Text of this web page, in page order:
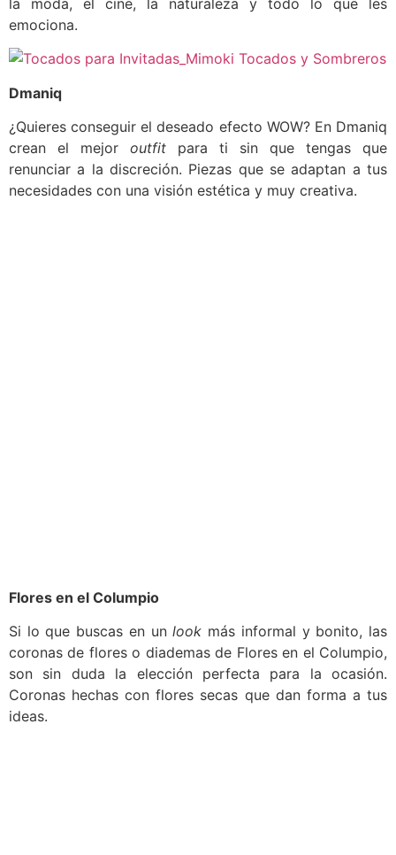
emociona.
Dmaniq
¿Quieres conseguir el deseado efecto WOW? En Dmaniq
crean el mejor outfit para ti sin que tengas que
renunciar a la discreción. Piezas que se adaptan a tus
necesidades con una visión estética y muy creativa.
Flores en el Columpio
Si lo que buscas en unlook más informal y bonito, las
coronas de flores o diademas de Flores en el Columpio,
son sin duda la elección perfecta para la ocasión.
Coronas hechas con flores secas que dan forma a tus
ideas.